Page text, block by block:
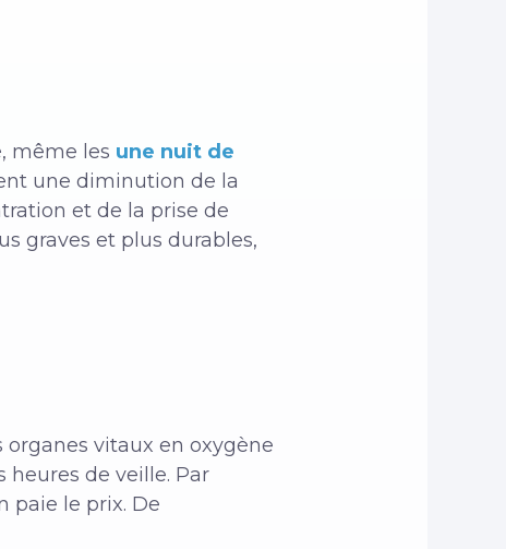
même les une nuit de
une diminution de la
et de la prise de
graves et plus durables,
vitaux en oxygène
de veille. Par
paie le prix. De